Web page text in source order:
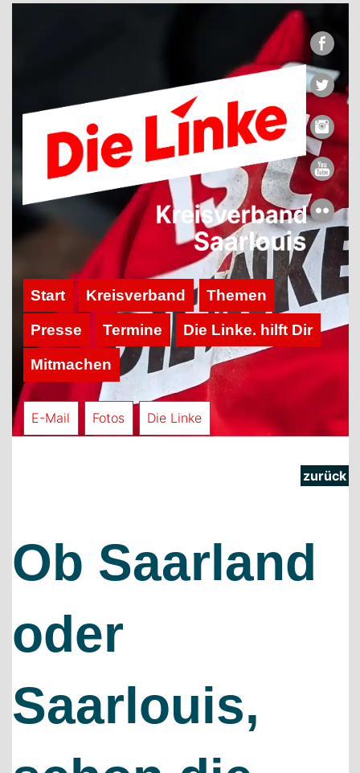
Start Kreisverband Themen
Presse Termine Die Linke. hilft Dir
Mitmachen
E-Mail Fotos Die Linke
zurück
Ob Saarland
oder
Saarlouis,